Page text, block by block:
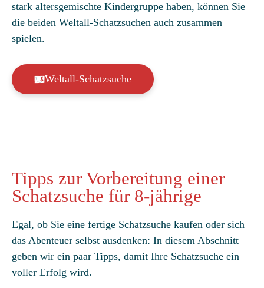
stark altersgemischte Kindergruppe haben, können Sie
die beiden Weltall-Schatzsuchen auch zusammen
spielen.
Weltall-Schatzsuche
Tipps zur Vorbereitung einer
Schatzsuche für 8-jährige
Egal, ob Sie eine fertige Schatzsuche kaufen oder sich
das Abenteuer selbst ausdenken: In diesem Abschnitt
geben wir ein paar Tipps, damit Ihre Schatzsuche ein
voller Erfolg wird.